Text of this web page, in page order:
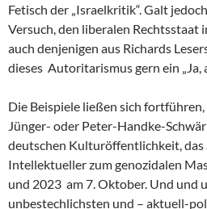
Fetisch der „Israelkritik“. Galt
Versuch, den liberalen Rechtsstaat
auch denjenigen aus Richards
dieses Autoritarismus gern ein „Ja,
Die Beispiele ließen sich
Jünger- oder Peter-Handke-
deutschen Kulturöffentlichkeit, das
Intellektueller zum genozidalen
und 2023 am 7. Oktober. Und und
unbestechlichsten und – aktuell-